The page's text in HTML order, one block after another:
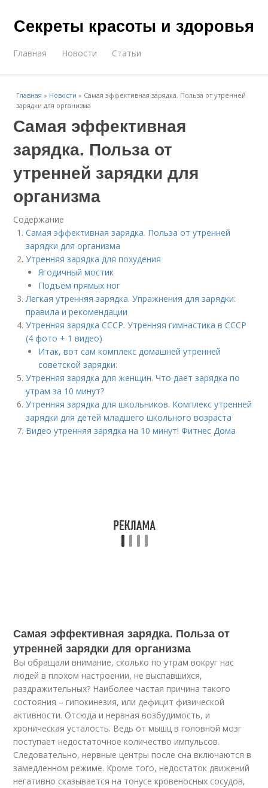
Секреты красоты и здоровья
Главная Новости Статьи
Главная » Новости » Самая эффективная зарядка. Польза от утренней
зарядки для организма
Самая эффективная
зарядка. Польза от
утренней зарядки для
организма
Содержание
Самая эффективная зарядка. Польза от утренней
зарядки для организма
Утренняя зарядка для похудения
Ягодичный мостик
Подъём прямых ног
Легкая утренняя зарядка. Упражнения для зарядки:
правила и рекомендации
Утренняя зарядка СССР. Утренняя гимнастика в СССР
(4 фото + 1 видео)
Итак, вот сам комплекс домашней утренней
советской зарядки:
Утренняя зарядка для женщин. Что дает зарядка по
утрам за 10 минут?
Утренняя зарядка для школьников. Комплекс утренней
зарядки для детей младшего школьного возраста
Видео утренняя зарядка на 10 минут! Фитнес Дома
Самая эффективная зарядка. Польза от
утренней зарядки для организма
Вы обращали внимание, сколько по утрам вокруг нас
людей в плохом настроении, не выспавшихся,
раздражительных? Наиболее частая причина такого
состояния – гипокинезия, или дефицит физической
активности. Отсюда и нервная возбудимость, и
хроническая усталость. Ведь от мышц в головной мозг
поступает недостаточное количество импульсов.
Следовательно, нервные центры после сна включаются в
замедленном режиме. Кроме того, недостаток движений
негативно сказывается на тонусе кровеносных сосудов,